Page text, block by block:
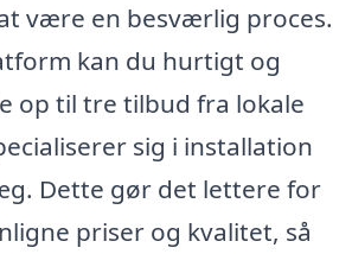
være en besværlig proces.
kan du hurtigt og
op til tre tilbud fra lokale
sig i installation
Dette gør det lettere for
priser og kvalitet, så